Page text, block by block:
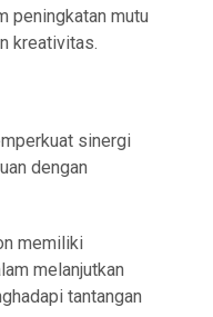
peningkatan mutu
kreativitas.
sinergi
dengan
memiliki
melanjutkan
tantangan